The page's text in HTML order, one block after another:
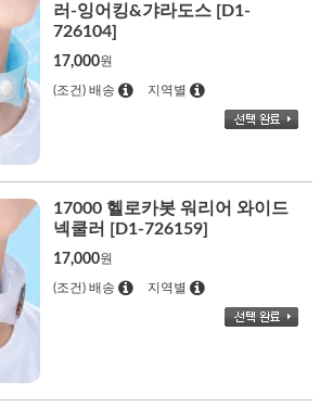
러-잉어킹&갸라도스 [D1-
726104]
17,000원
(조건) 배송 지역별
17000 헬로카봇 워리어 와이드
넥쿨러 [D1-726159]
17,000원
(조건) 배송 지역별